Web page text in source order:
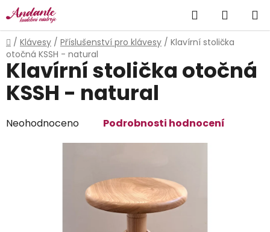
Přejít
na
obsah
Hledat
KOŠÍK
Domů
/ Klávesy / Příslušenství pro klávesy / Klavírní stolička
otočná KSSH - natural
Klavírní stolička otočná
KSSH - natural
Průměrné
Neohodnoceno Podrobnosti hodnocení